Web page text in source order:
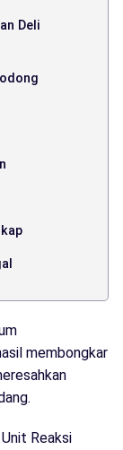
Deli
membongkar
Reaksi